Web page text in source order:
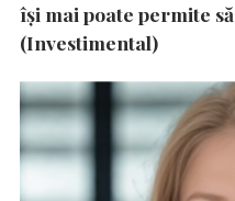
își mai poate permite
(Investimental)